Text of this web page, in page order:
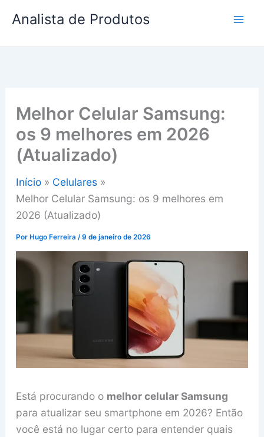
paraAnalista de Produtos
Melhor Celular Samsung:
os 9 melhores em 2026
(Atualizado)
Início
Celulares
Melhor Celular Samsung: os 9 melhores em
2026 (Atualizado)
Por Hugo Ferreira /9 de janeiro de 2026
Está procurando o melhor celular Samsung
para atualizar seu smartphone em 2026? Então
você está no lugar certo para entender quais